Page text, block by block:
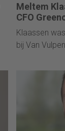
Meltem
CFO
Klaassen
bij Van